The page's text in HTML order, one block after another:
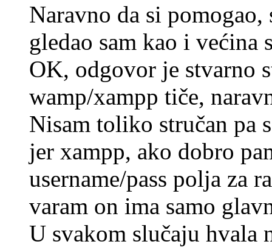
Naravno da si pomogao,
gledao sam kao i
OK, odgovor je stvarno
wamp/xampp tiče,
Nisam toliko stručan pa
jer xampp, ako dobro
username/pass polja za
varam on ima samo
U svakom slučaju hvala